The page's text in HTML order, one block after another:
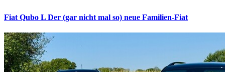
Fiat Qubo L Der (gar nicht mal so) neue Familien-Fiat